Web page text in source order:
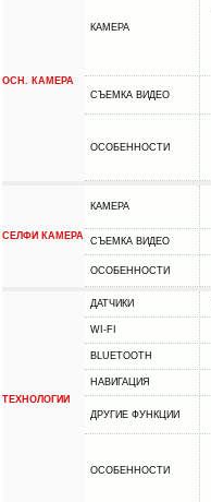
ОСН. КАМЕРА
КАМЕРА
СЪЕМКА ВИДЕО
ОСОБЕННОСТИ
СЕЛФИ КАМЕРА
КАМЕРА
СЪЕМКА ВИДЕО
ОСОБЕННОСТИ
ТЕХНОЛОГИИ
ДАТЧИКИ
WI-FI
BLUETOOTH
НАВИГАЦИЯ
ДРУГИЕ ФУНКЦИИ
ОСОБЕННОСТИ